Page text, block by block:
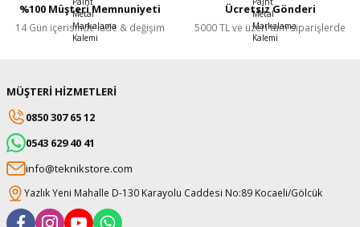
%100 Müşteri Memnuniyeti
14 Gün içerisinde iade & değişim
Ücretsiz Gönderi
5000 TL ve üzeri tüm siparişlerde
MÜŞTERİ HİZMETLERİ
0850 307 65 12
0543 629 40 41
info@teknikstore.com
Yazlık Yeni Mahalle D-130 Karayolu Caddesi No:89 Kocaeli/Gölcük